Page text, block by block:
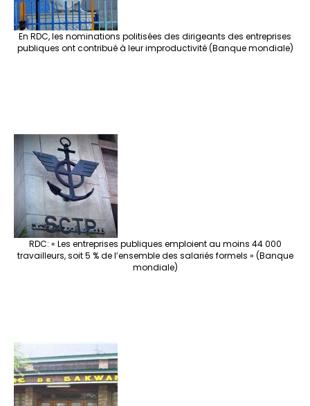
En RDC, les nominations politisées des dirigeants des entreprises
publiques ont contribué à leur improductivité (Banque mondiale)
RDC: « Les entreprises publiques emploient au moins 44 000
travailleurs, soit 5 % de l’ensemble des salariés formels » (Banque
mondiale)